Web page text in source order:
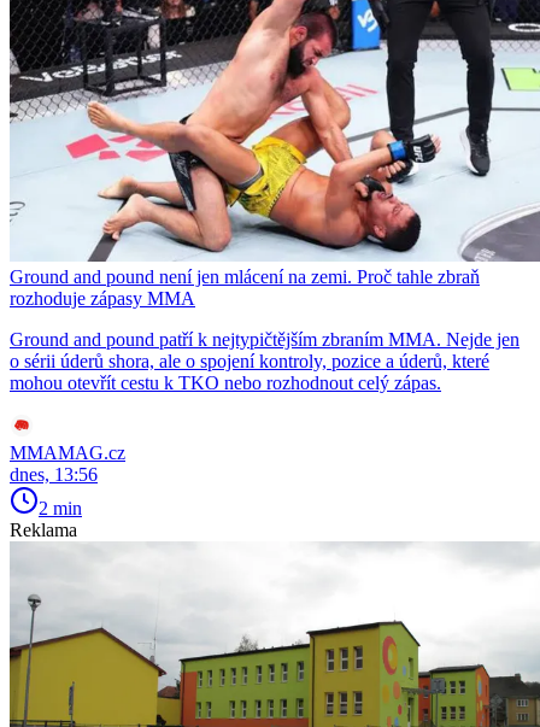
Ground and pound není jen mlácení na zemi. Proč tahle zbraň
rozhoduje zápasy MMA
Ground and pound patří k nejtypičtějším zbraním MMA. Nejde jen
o sérii úderů shora, ale o spojení kontroly, pozice a úderů, které
mohou otevřít cestu k TKO nebo rozhodnout celý zápas.
MMAMAG.cz
dnes, 13:56
2 min
Reklama